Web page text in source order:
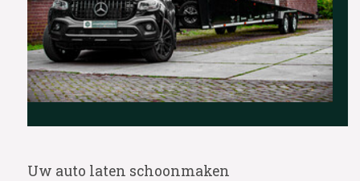
Uw auto laten schoonmaken